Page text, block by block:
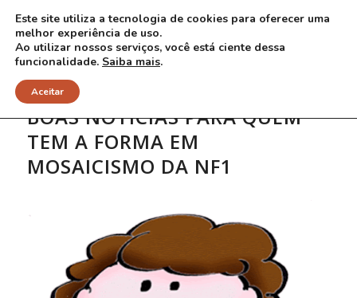
BOAS NOTÍCIAS PARA QUEM
TEM A FORMA EM
MOSAICISMO DA NF1
Este site utiliza a tecnologia de cookies para oferecer uma
melhor experiência de uso.
Ao utilizar nossos serviços, você está ciente dessa
funcionalidade. Saiba mais.
Aceitar